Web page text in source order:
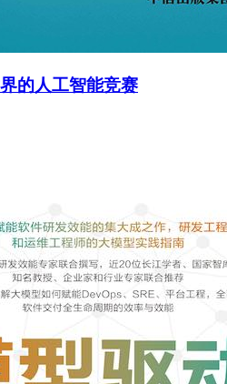
的人工智能竞赛